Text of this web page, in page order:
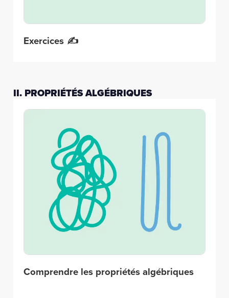
Exercices ✍️
II. PROPRIÉTÉS ALGÉBRIQUES
Comprendre les propriétés algébriques